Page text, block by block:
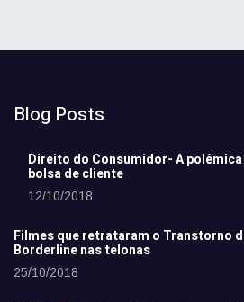
Blog Posts
Direito do Consumidor- A
bolsa de cliente
12/10/2018
Filmes que retrataram o Transtorno
Borderline nas telonas
25/10/2018